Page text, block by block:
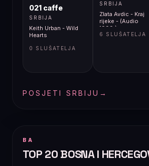
021 caffe
SRBIJA
Keith Urban - Wild
Hearts
0 SLUŠATELJA
SRBIJA
Zlata Avdic - Kraj
rijeke - (Audio
1999.)
6 SLUŠATELJA
POSJETI SRBIJU →
BA
TOP 20 BOSNA I